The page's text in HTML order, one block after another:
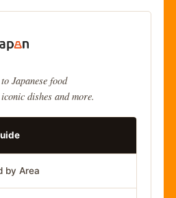
Japanese food
dishes and more.
by Area